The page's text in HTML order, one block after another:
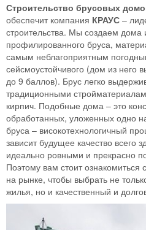
Строительство брусовых
обеспечит компания КРАУС –
строительства. Мы создаем дома
профилированного бруса,
самым неблагоприятным
сейсмоустойчивого (дом из него
до 9 баллов). Брус легко
традиционными
кирпич. Подобные дома – это
обработанных, уложенных одно
бруса – високотехнологичный
зависит будущее качество всего
идеально ровными и прекрасно
Поэтому вам стоит
на рынке, чтобы выбрать не
жилья, но и качественный и